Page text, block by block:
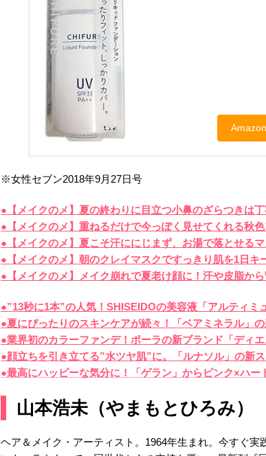
※女性セブン2018年9月27日号
●【メイクのメ】夏の終わりに目立つ小鼻のざらつきは
●【メイクのメ】重ねるだけで今っぽく見せてくれる秋
●【メイクのメ】夏こそ汗ににじまず、お湯で落とせる
●【メイクのメ】朝のクレイマスクですっきり肌を1日キ
●【メイクのメ】メイク崩れで夏老け顔に！汗や皮脂か
●”13秒に1本”の人気！SHISEIDOの美容液「アルティミ
●夏にぴったりのスキンケアが続々！「ベアミネラル」の
●業界初のカラーファンデ！ポーラの新ブランド「ディ
●顔立ちを引き立てる”水ツヤ肌”に。「ルナソル」の新ス
●最高にハッピーな気分に！「ゲラン」からピンク×ハー
山本浩未（やまもとひろみ）
ヘア＆メイク・アーティスト。1964年生まれ。今すぐ